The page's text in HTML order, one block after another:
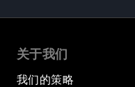
关于我们
我们的策略